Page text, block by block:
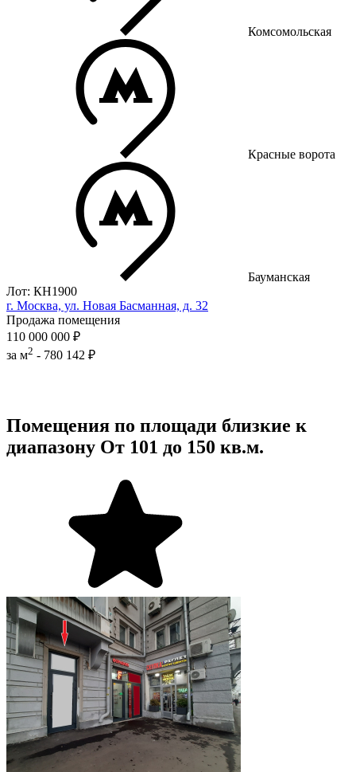
Комсомольская
Красные ворота
Бауманская
Лот: КН1900
г. Москва, ул. Новая Басманная, д. 32
Продажа помещения
110 000 000 ₽
за м2 - 780 142 ₽
Помещения по площади близкие к
диапазону От 101 до 150 кв.м.